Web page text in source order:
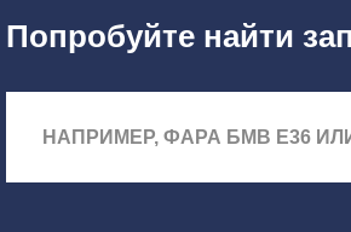
Попробуйте найти